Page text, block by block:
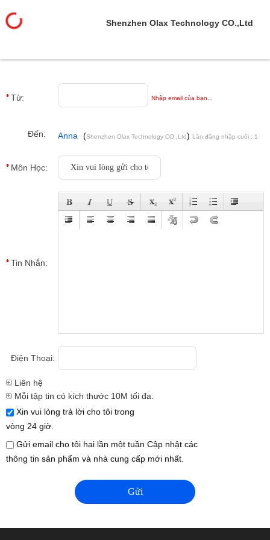
Shenzhen Olax Technology CO.,Ltd
Từ: Nhập email của bạn...
Đến: Anna (Shenzhen Olax Technology CO.,Ltd) Lân đăng nhập cuôi : 1
giờ 17 từ phút cách đây
Môn Học:
Tin Nhắn:
Điện Thoại:
Liên hệ
Mỗi tập tin có kích thước 10M tối đa.
Xin vui lòng trả lời cho tôi trong
vòng 24 giờ.
Gửi email cho tôi hai lần một tuần Cập nhật các
thông tin sản phẩm và nhà cung cấp mới nhất.